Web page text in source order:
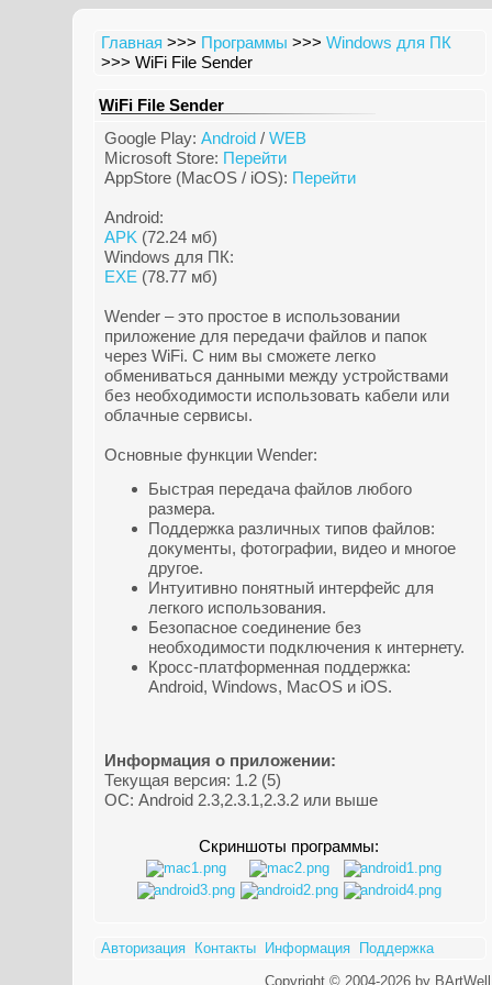
Главная >>> Программы >>>Windows для ПК
>>> WiFi File Sender
WiFi File Sender
Google Play:Android /WEB
Microsoft Store: Перейти
AppStore (MacOS / iOS): Перейти
Android:
APK (72.24 мб)
Windows для ПК:
EXE (78.77 мб)
Wender – это простое в использовании
приложение для передачи файлов и папок
через WiFi. С ним вы сможете легко
обмениваться данными между устройствами
без необходимости использовать кабели или
облачные сервисы.
Основные функции Wender:
Быстрая передача файлов любого
размера.
Поддержка различных типов файлов:
документы, фотографии, видео и многое
другое.
Интуитивно понятный интерфейс для
легкого использования.
Безопасное соединение без
необходимости подключения к интернету.
Кросс-платформенная поддержка:
Android, Windows, MacOS и iOS.
Информация о приложении:
Текущая версия: 1.2 (5)
ОС: Android 2.3,2.3.1,2.3.2 или выше
Скриншоты программы:
Авторизация Контакты Информация
Поддержка
Copyright © 2004-2026 by BArtWell